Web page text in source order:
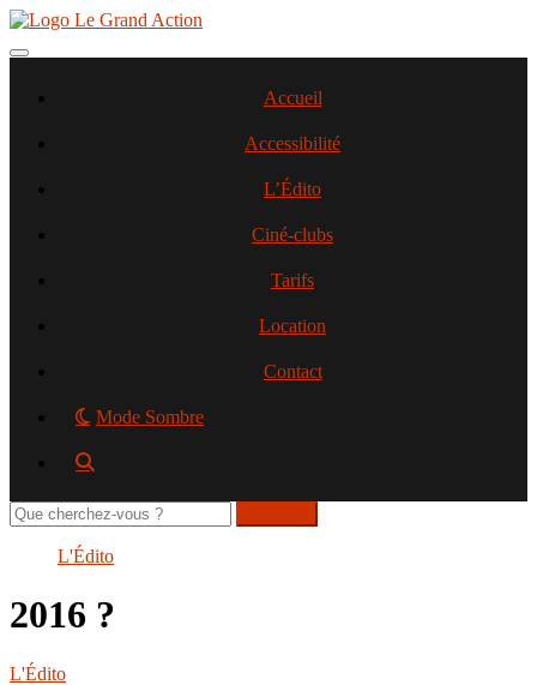
Aller
contenu
Toggle navigation
Accueil
Accessibilité
L’Édito
Ciné-clubs
Tarifs
Location
Contact
Mode Sombre
Rechercher
sur
L'Édito
2016 ?
L'Édito